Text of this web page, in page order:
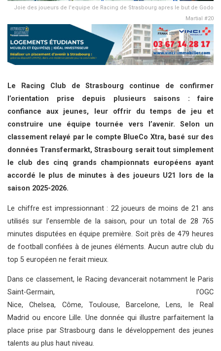
Joie des joueurs de l'equipe de Racing de Strasbourg apres le but de Godo
Martial #20
Le Racing Club de Strasbourg continue de confirmer
l’orientation prise depuis plusieurs saisons : faire
confiance aux jeunes, leur offrir du temps de jeu et
construire une équipe tournée vers l’avenir. Selon un
classement relayé par le compte BlueCo Xtra, basé sur des
données Transfermarkt, Strasbourg serait tout simplement
le club des cinq grands championnats européens ayant
accordé le plus de minutes à des joueurs U21 lors de la
saison 2025-2026.
Le chiffre est impressionnant : 22 joueurs de moins de 21 ans
utilisés sur l’ensemble de la saison, pour un total de 28 765
minutes disputées en équipe première. Soit près de 479 heures
de football confiées à de jeunes éléments. Aucun autre club du
top 5 européen ne ferait mieux.
Dans ce classement, le Racing devancerait notamment le Paris
Saint-Germain, l’OGC
Nice, Chelsea, Côme, Toulouse, Barcelone, Lens, le Real
Madrid ou encore Lille. Une donnée qui illustre parfaitement la
place prise par Strasbourg dans le développement des jeunes
talents au plus haut niveau.